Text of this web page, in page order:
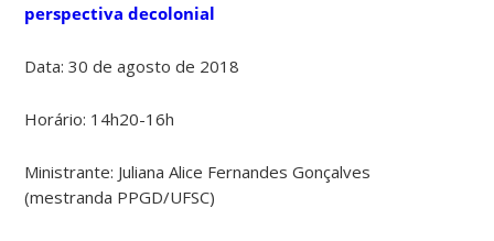
perspectiva decolonial
Data: 30 de agosto de 2018
Horário: 14h20-16h
Ministrante: Juliana Alice Fernandes Gonçalves
(mestranda PPGD/UFSC)